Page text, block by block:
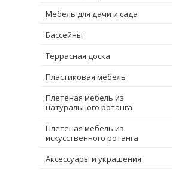
Мебель для дачи и сада
Бассейны
Террасная доска
Пластиковая мебель
Плетеная мебель из
натурального ротанга
Плетеная мебель из
искусственного ротанга
Аксессуары и украшения